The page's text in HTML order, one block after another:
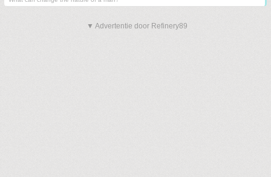
▼ Advertentie door Refinery89